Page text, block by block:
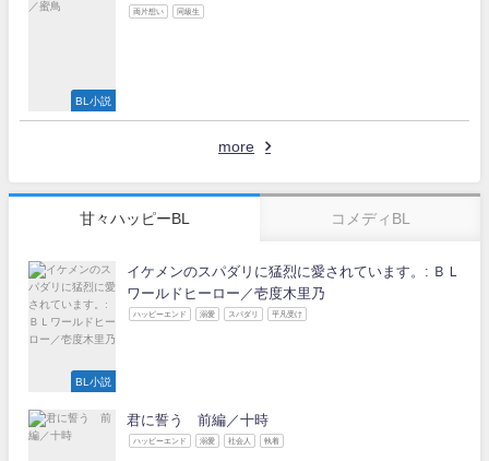
BL小説
両片想い 同級生
more
甘々ハッピーBL コメディBL
BL小説
イケメンのスパダリに猛烈に愛されています。: ＢＬ
ワールドヒーロー／壱度木里乃
ハッピーエンド 溺愛 スパダリ 平凡受け
君に誓う 前編／十時
ハッピーエンド 溺愛 社会人 執着